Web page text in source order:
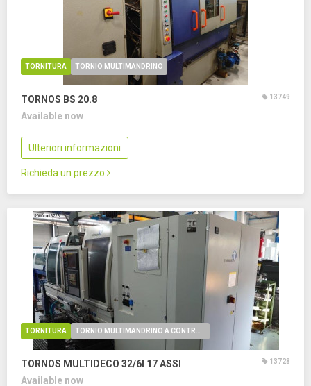
TORNITURA TORNIO MULTIMANDRINO
TORNOS BS 20.8 13749
Available now
Ulteriori informazioni
Richieda un prezzo
TORNITURA
TORNOS MULTIDECO 32/6I 17 ASSI 13728
Available now